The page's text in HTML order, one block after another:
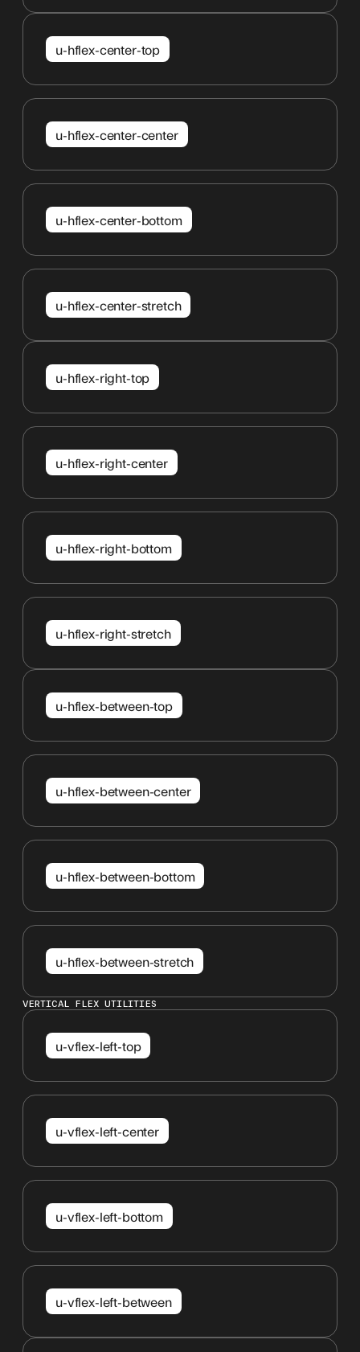
u-hflex-center-top
u-hflex-center-center
u-hflex-center-bottom
u-hflex-center-stretch
u-hflex-right-top
u-hflex-right-center
u-hflex-right-bottom
u-hflex-right-stretch
u-hflex-between-top
u-hflex-between-center
u-hflex-between-bottom
u-hflex-between-stretch
VERTICAL FLEX UTILITIES
u-vflex-left-top
u-vflex-left-center
u-vflex-left-bottom
u-vflex-left-between